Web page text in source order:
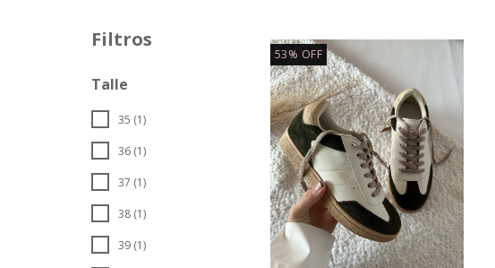
Filtros
Talle
35 (1)
36 (1)
37 (1)
38 (1)
39 (1)
53% OFF